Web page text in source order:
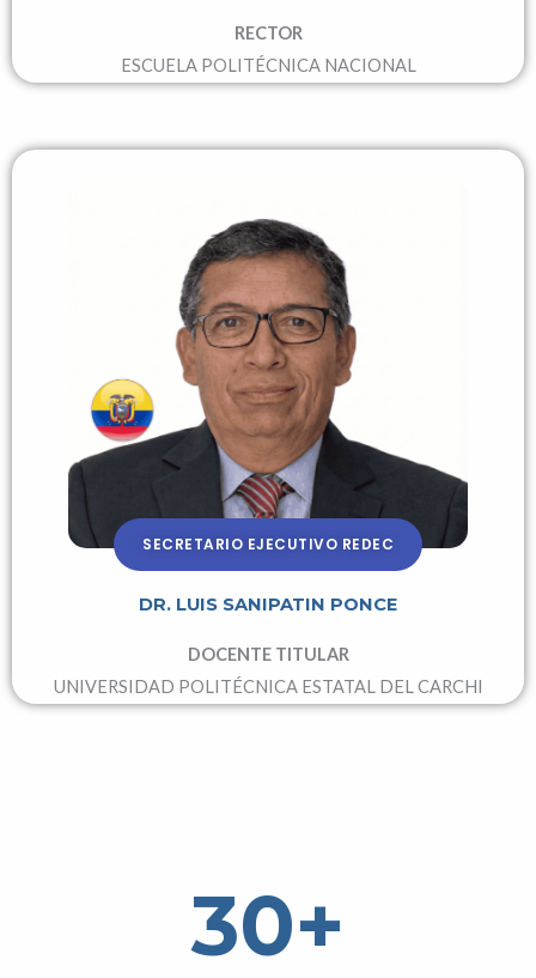
RECTOR
ESCUELA POLITÉCNICA NACIONAL
SECRETARIO EJECUTIVO REDEC
DR. LUIS SANIPATIN PONCE
DOCENTE TITULAR
UNIVERSIDAD POLITÉCNICA ESTATAL DEL CARCHI
30+